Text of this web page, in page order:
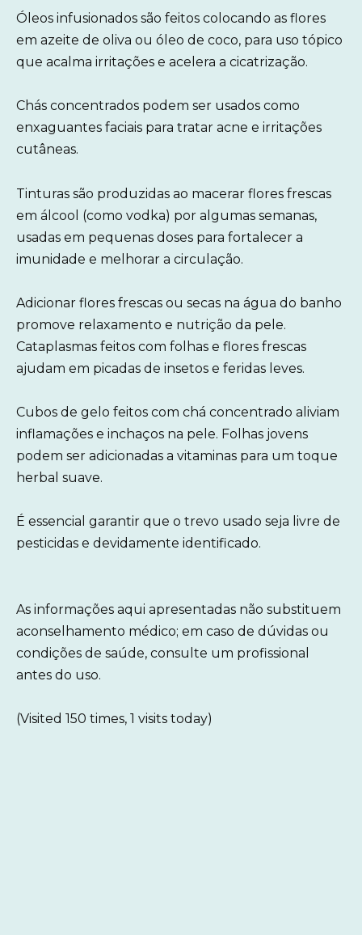
Óleos infusionados são feitos colocando as flores
em azeite de oliva ou óleo de coco, para uso tópico
que acalma irritações e acelera a cicatrização.
Chás concentrados podem ser usados como
enxaguantes faciais para tratar acne e irritações
cutâneas.
Tinturas são produzidas ao macerar flores frescas
em álcool (como vodka) por algumas semanas,
usadas em pequenas doses para fortalecer a
imunidade e melhorar a circulação.
Adicionar flores frescas ou secas na água do banho
promove relaxamento e nutrição da pele.
Cataplasmas feitos com folhas e flores frescas
ajudam em picadas de insetos e feridas leves.
Cubos de gelo feitos com chá concentrado aliviam
inflamações e inchaços na pele. Folhas jovens
podem ser adicionadas a vitaminas para um toque
herbal suave.
É essencial garantir que o trevo usado seja livre de
pesticidas e devidamente identificado.
As informações aqui apresentadas não substituem
aconselhamento médico; em caso de dúvidas ou
condições de saúde, consulte um profissional
antes do uso.
(Visited 150 times, 1 visits today)